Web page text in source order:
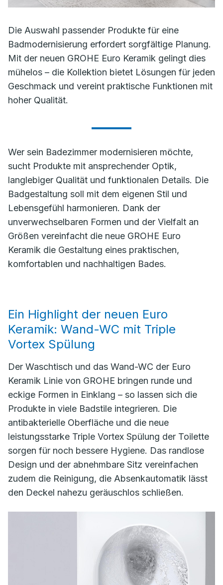
Die Auswahl passender Produkte für eine
Badmodernisierung erfordert sorgfältige Planung.
Mit der neuen GROHE Euro Keramik gelingt dies
mühelos – die Kollektion bietet Lösungen für jeden
Geschmack und vereint praktische Funktionen mit
hoher Qualität.
Wer sein Badezimmer modernisieren möchte,
sucht Produkte mit ansprechender Optik,
langlebiger Qualität und funktionalen Details. Die
Badgestaltung soll mit dem eigenen Stil und
Lebensgefühl harmonieren. Dank der
unverwechselbaren Formen und der Vielfalt an
Größen vereinfacht die neue GROHE Euro
Keramik die Gestaltung eines praktischen,
komfortablen und nachhaltigen Bades.
Ein Highlight der neuen Euro
Keramik: Wand-WC mit Triple
Vortex Spülung
Der Waschtisch und das Wand-WC der Euro
Keramik Linie von GROHE bringen runde und
eckige Formen in Einklang – so lassen sich die
Produkte in viele Badstile integrieren. Die
antibakterielle Oberfläche und die neue
leistungsstarke Triple Vortex Spülung der Toilette
sorgen für noch bessere Hygiene. Das randlose
Design und der abnehmbare Sitz vereinfachen
zudem die Reinigung, die Absenkautomatik lässt
den Deckel nahezu geräuschlos schließen.